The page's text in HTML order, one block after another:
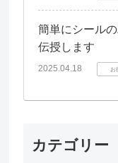
簡単にシール
伝授します
2025.04.18 お
カテゴリー